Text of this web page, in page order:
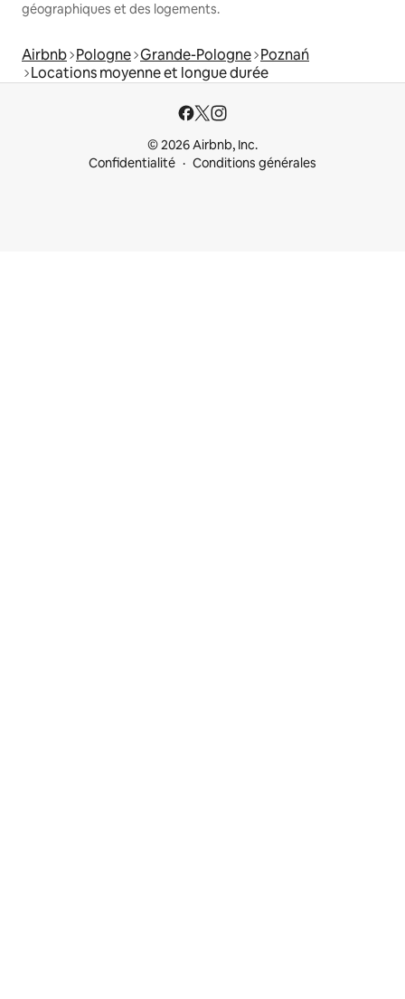
géographiques et des logements.
Airbnb Pologne Grande-Pologne Poznań
Locations moyenne et longue durée
© 2026 Airbnb, Inc.
Confidentialité
Conditions générales